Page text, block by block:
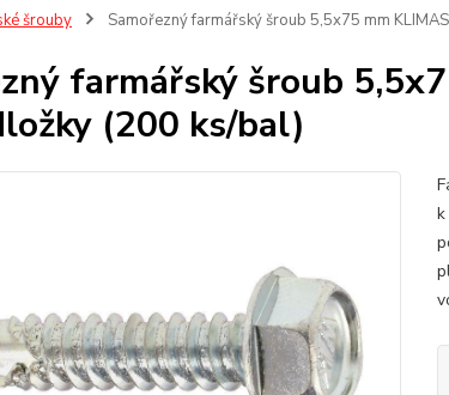
šrouby Samořezný farmářský šroub 5,5x75 mm
farmářský šroub
(200 ks/bal)